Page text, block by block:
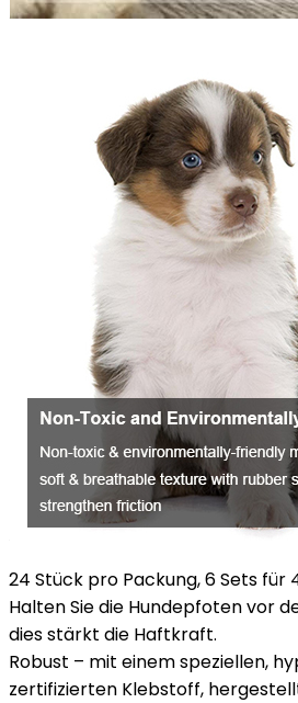
24 Stück pro Packung, 6 Sets für
Halten Sie die Hundepfoten vor
dies stärkt die Haftkraft.
Robust – mit einem speziellen,
zertifizierten Klebstoff,